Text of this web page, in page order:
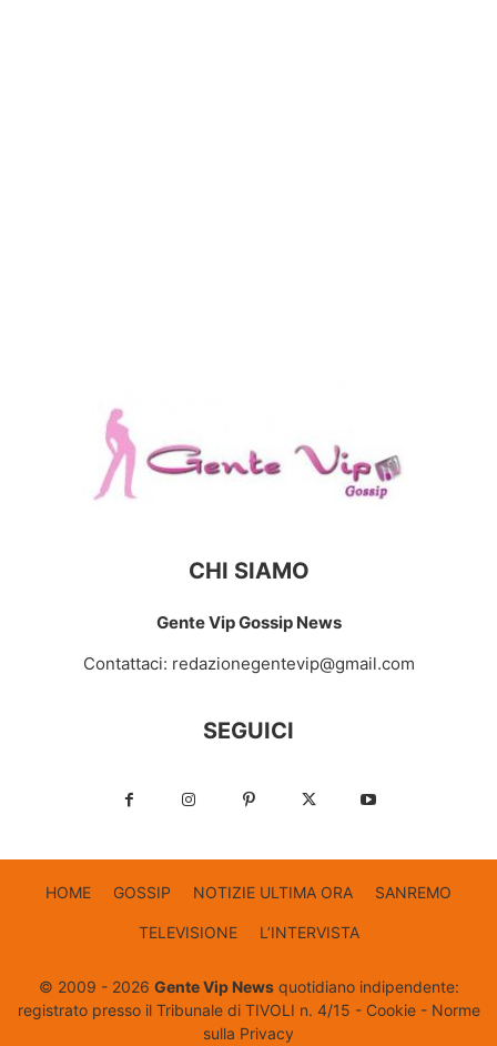
CHI SIAMO
Gente Vip Gossip News
Contattaci: redazionegentevip@gmail.com
SEGUICI
HOME GOSSIP NOTIZIE ULTIMA ORA SANREMO
TELEVISIONE L’INTERVISTA
© 2009 - 2026 Gente Vip Newsquotidiano indipendente:
registrato presso il Tribunale di TIVOLI n. 4/15 - Cookie- Norme
sulla Privacy